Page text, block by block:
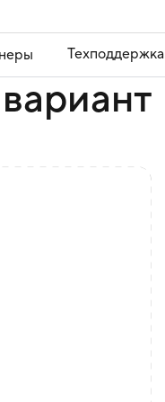
Техподдержка